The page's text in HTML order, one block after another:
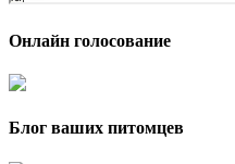
Онлайн голосование
Блог ваших питомцев